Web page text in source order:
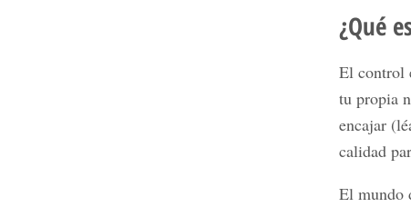
¿Qué
El control
tu propia
encajar
calidad
El mundo